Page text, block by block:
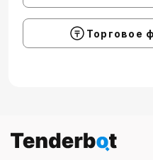
Торговое